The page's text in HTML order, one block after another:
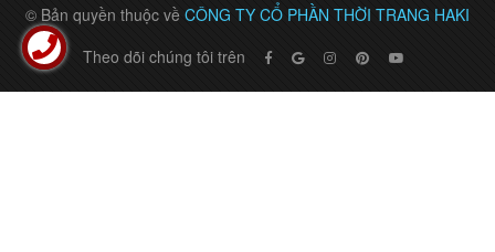
© Bản quyền thuộc về CÔNG TY CỔ PHẦN THỜI TRANG HAKI
Theo dõi chúng tôi trên